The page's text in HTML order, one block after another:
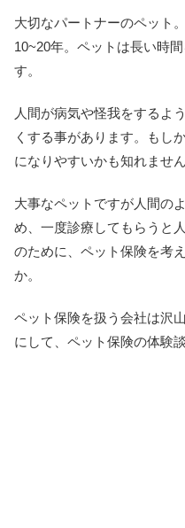
大切なパートナーのペット
10~20年。ペットは長い時
す。
人間が病気や怪我をするよ
くする事があります。もし
になりやすいかも知れません
大事なペットですが人間の
め、一度診療してもらうと
のために、ペット保険を考
か。
ペット保険を扱う会社は沢
にして、ペット保険の体験